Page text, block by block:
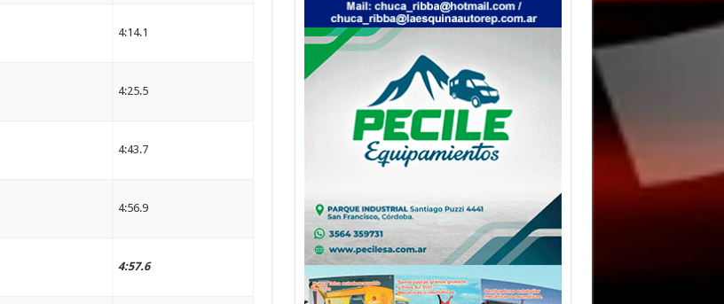
4:14.1
4:25.5
4:43.7
4:56.9
4:57.6